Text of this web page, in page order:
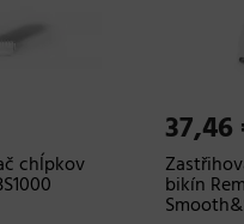
chĺpkov
37,46
bikín